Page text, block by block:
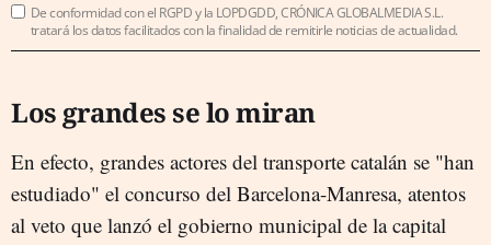
De conformidad con el RGPD y la LOPDGDD, CRÓNICA GLOBALMEDIA S.L.
tratará los datos facilitados con la finalidad de remitirle noticias de actualidad.
Los grandes se lo miran
En efecto, grandes actores del transporte catalán se "han
estudiado" el concurso del Barcelona-Manresa, atentos
al veto que lanzó el gobierno municipal de la capital